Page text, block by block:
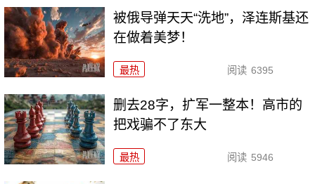
被俄导弹天天“洗地”，泽连斯基还
在做着美梦！
最热 阅读 6395
删去28字，扩军一整本！高市的
把戏骗不了东大
最热 阅读 5946